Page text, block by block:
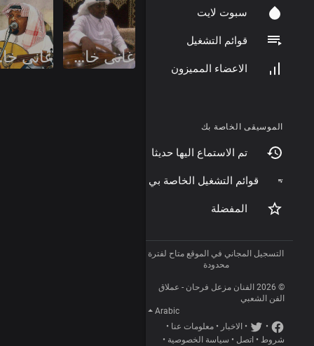
سبوت لايت
قوائم التشغيل
الاعضاء المميزون
الموسيقى الخاصة بك
تم الاستماع اليها حديثا
قوائم التشغيل الخاصة بي
المفضلة
التسجيل المجاني في الموقع متاح لفترة
محدودة
© 2026 الفنان مزعل فرحان - عملاق
الفن الشعبي
Arabic
•
• الاخبار • معلومات عنا •
شروط • اتصل • سياسة الخصوصية •
اغاني خاصة وحصرية